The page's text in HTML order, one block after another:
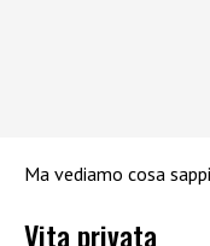
Ma vediamo cosa
Vita privata